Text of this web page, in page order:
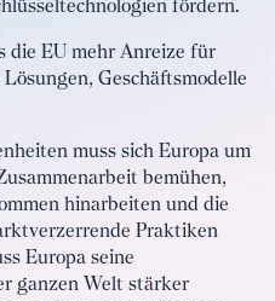
fördern.
die EU mehr Anreize für
Geschäftsmodelle
muss sich Europa um
bemühen,
hinarbeiten und die
Praktiken
Europa seine
ganzen Welt stärker